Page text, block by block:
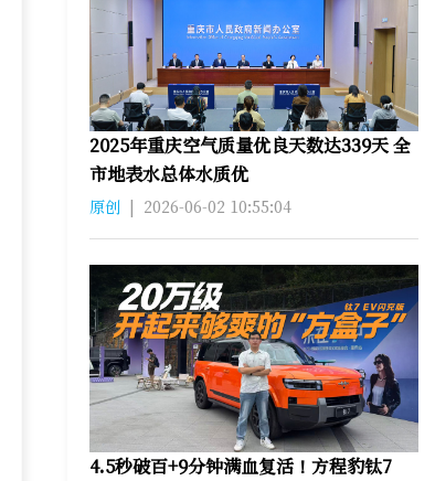
2025年重庆空气质量优良天数达339天 全
市地表水总体水质优
原创 | 2026-06-02 10:55:04
4.5秒破百+9分钟满血复活！方程豹钛7